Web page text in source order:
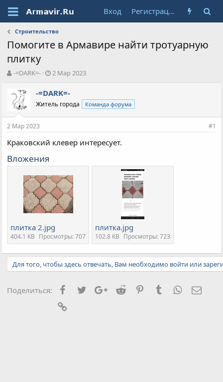
Вход Регистрация
Строительство
Помогите в Армавире найти тротуарную
плитку
А
о
р
т
е
ы
-=DARK=-
Д
т
н
а
л
2 Мар 2023
-=DARK=-
Житель города Команда форума
2 Мар 2023 #1
Краковский клевер интересует.
Вложения
плитка 2.jpg
404.1 KB Просмотры: 707
плитка.jpg
102.8 KB Просмотры: 723
Для того, чтобы здесь отвечать, Вам необходимо войти или
Поделиться: Facebook
TwitterGoogle+
Reddit PinterestTumblrWhatsApp